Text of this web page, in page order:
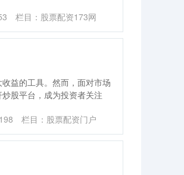
栏目： 股票配资173网
益的工具。然而，面对市场
股平台，成为投资者关注
198 栏目： 股票配资门户